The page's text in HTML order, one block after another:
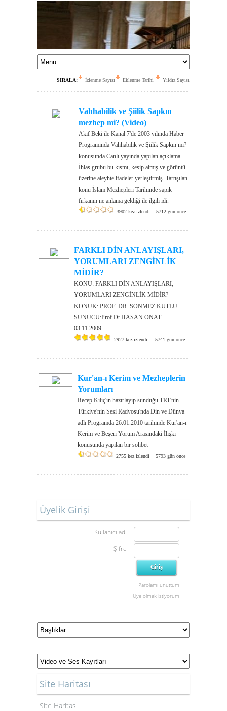
SIRALA: İzlenme Sayısı Eklenme Tarihi Yıldız Sayısı
Vahhabilik ve Şiilik Sapkın
mezhep mi? (Video)
Akif Beki ile Kanal 7'de 2003 yılında Haber
Programında Vahhabilik ve Şiilik Sapkın mı?
konusunda Canlı yayında yapılan açıklama.
İhlas grubu bu kısmı, kesip almış ve görüntü
üzerine aleyhte ifadeler yerleştirmiş. Tartışılan
konu İslam Mezhepleri Tarihinde sapık
fırkanın ne anlama geldiği ile ilgili idi.
3902 kez izlendi 5712 gün önce
FARKLI DİN ANLAYIŞLARI,
YORUMLARI ZENGİNLİK
MİDİR?
KONU: FARKLI DİN ANLAYIŞLARI,
YORUMLARI ZENGİNLİK MİDİR?
KONUK: PROF. DR. SÖNMEZ KUTLU
SUNUCU:Prof.Dr.HASAN ONAT
03.11.2009
2927 kez izlendi 5741 gün önce
Kur'an-ı Kerim ve Mezheplerin
Yorumları
Recep Kılıç'ın hazırlayıp sunduğu TRT'nin
Türkiye'nin Sesi Radyosu'nda Din ve Dünya
adlı Programda 26.01.2010 tarihinde Kur'an-ı
Kerim ve Beşeri Yorum Arasındaki İlişki
konusunda yapılan bir sohbet
2755 kez izlendi 5793 gün önce
Üyelik Girişi
Kullanıcı adı
Şifre
Parolamı unuttum
Üye olmak istiyorum
Site Haritası
Site Haritası